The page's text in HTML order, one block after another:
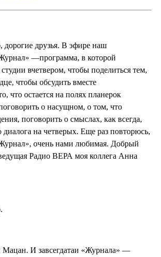
друзья. В эфире наш
—программа, в которой
вчетвером, чтобы поделиться тем,
чтобы обсудить вместе
что остается на полях планерок
о насущном, о том, что
поговорить о смыслах, как всегда,
на четверых. Еще раз повторюсь,
очень нами любимая. Добрый
Радио ВЕРА моя коллега Анна
И завсегдатаи «Журнала» —